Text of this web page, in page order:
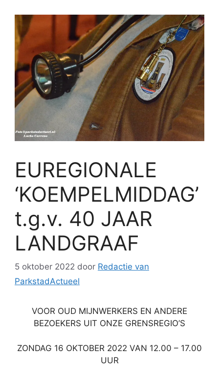
EUREGIONALE
‘KOEMPELMIDDAG’
t.g.v. 40 JAAR
LANDGRAAF
5 oktober 2022 door Redactie van
ParkstadActueel
VOOR OUD MIJNWERKERS EN ANDERE
BEZOEKERS UIT ONZE GRENSREGIO’S
ZONDAG 16 OKTOBER 2022 VAN 12.00 – 17.00
UUR